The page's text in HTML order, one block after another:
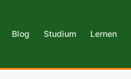
Blog Studium Lernen